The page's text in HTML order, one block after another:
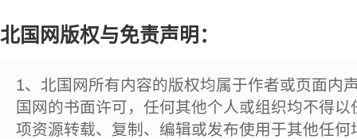
北国网版权与免责声明：
1、北国网所有内容的版权均属于作者或页面内
国网的书面许可，任何其他个人或组织均不得
项资源转载、复制、编辑或发布使用于其他任